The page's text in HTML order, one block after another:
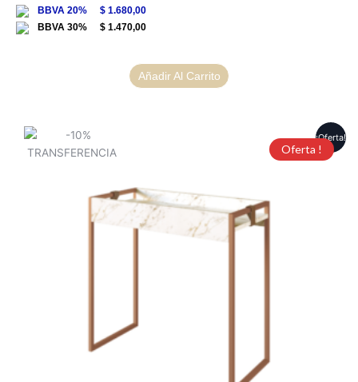
$ 1.680,00
$ 1.470,00
Añadir Al Carrito
¡Oferta!
Oferta !